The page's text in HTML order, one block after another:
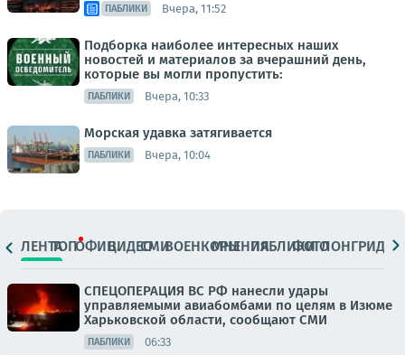
ПАБЛИКИ Вчера, 11:52
Подборка наиболее интересных наших
новостей и материалов за вчерашний день,
которые вы могли пропустить:
ПАБЛИКИ Вчера, 10:33
Морская удавка затягивается
ПАБЛИКИ Вчера, 10:04
ЛЕНТАТОПОФИЦ.ВИДЕОСМИВОЕНКОРЫМНЕНИЯПАБЛИКИ
ФОТОЛОНГРИДЫ
СПЕЦОПЕРАЦИЯ ВС РФ нанесли удары
управляемыми авиабомбами по целям в Изюме
Харьковской области, сообщают СМИ
ПАБЛИКИ 06:33